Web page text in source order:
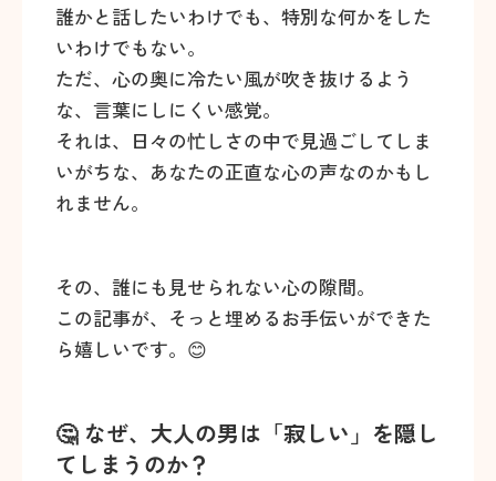
誰かと話したいわけでも、特別な何かをした
いわけでもない。
ただ、心の奥に冷たい風が吹き抜けるよう
な、言葉にしにくい感覚。
それは、日々の忙しさの中で見過ごしてしま
いがちな、あなたの正直な心の声なのかもし
れません。
その、誰にも見せられない心の隙間。
この記事が、そっと埋めるお手伝いができた
ら嬉しいです。😊
🤔 なぜ、大人の男は「寂しい」を隠し
てしまうのか？